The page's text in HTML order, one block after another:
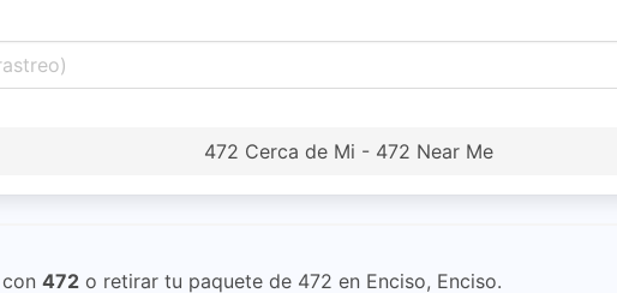
472 Cerca de Mi - 472 Near Me
con 472 o retirar tu paquete de 472 en Enciso, Enciso.